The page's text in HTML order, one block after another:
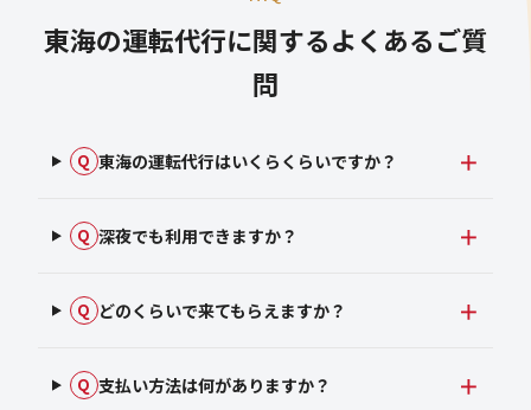
東海の運転代行に関するよくあるご質
問
Q 東海の運転代行はいくらくらいですか？
Q 深夜でも利用できますか？
Q どのくらいで来てもらえますか？
Q 支払い方法は何がありますか？